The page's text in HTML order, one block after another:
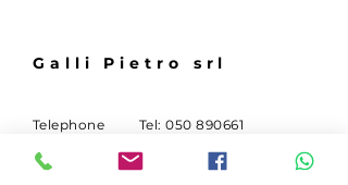
Galli Pietro srl
Telephone Tel:050 890661
Who we are Email: info@gallipietrosrl.it